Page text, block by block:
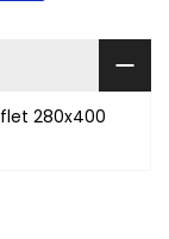
280x400